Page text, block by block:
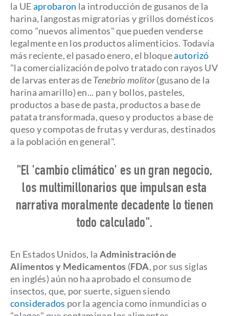
la UEaprobaron la introducción de gusanos de la
harina, langostas migratorias y grillos domésticos
como "nuevos alimentos" que pueden venderse
legalmente en los productos alimenticios. Todavía
más reciente, el pasado enero, el bloqueautorizó
"la comercialización de polvo tratado con rayos UV
de larvas enteras deTenebrio molitor(gusano de la
harina amarillo) en... pan y bollos, pasteles,
productos a base de pasta, productos a base de
patata transformada, queso y productos a base de
queso y compotas de frutas y verduras, destinados
a la población en general".
"El 'cambio climático' es un gran negocio,
los multimillonarios que impulsan esta
narrativa moralmente decadente lo tienen
todo calculado".
En Estados Unidos, la Administración de
Alimentos y Medicamentos (FDA, por sus siglas
en inglés) aún no ha aprobado el consumo de
insectos, que, por suerte, siguen siendo
considerados por la agencia como inmundicias o